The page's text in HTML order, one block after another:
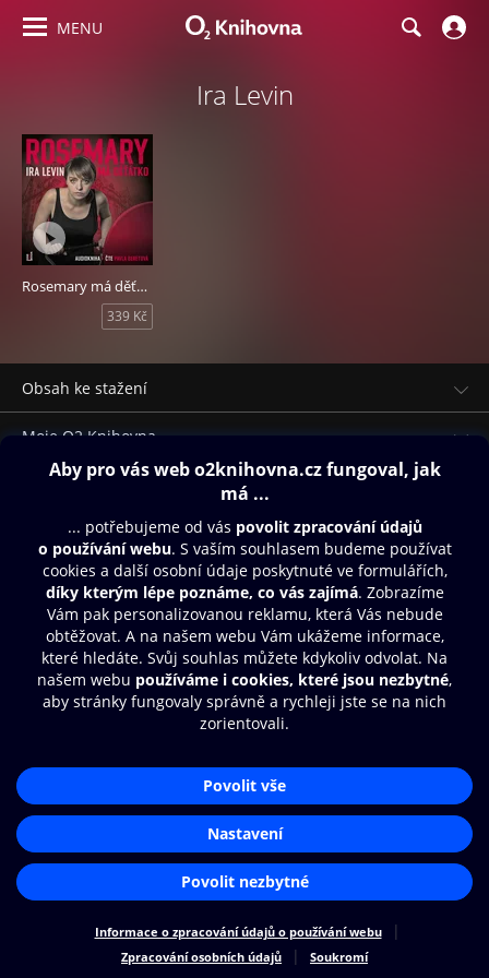
MENU
Ira Levin
Rosemary má děťátko
339 Kč
Obsah ke stažení
Moje O2 Knihovna
Další zábava
© O2 Czech Republic a.s.
Nákupní řád
Přístupnost
Zásady zpracování osobních údajů
Cookies
Aplikace O2 Knihovna
Čti a poslouchej své e-knihy a
audioknihy rychleji a pohodlněji.